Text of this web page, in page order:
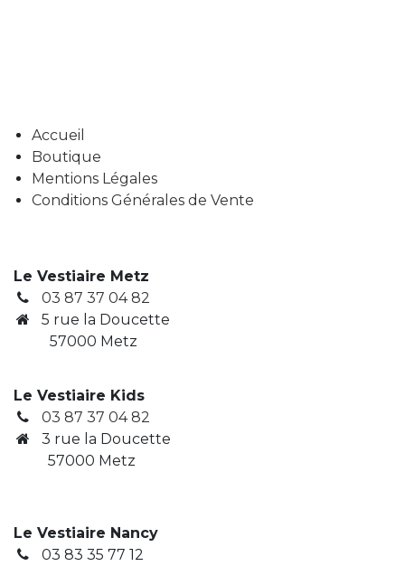
Accueil
Boutique
Mentions Légales
Conditions Générales de Vente
Le Vestiaire Metz
03 87 37 04 82
5 rue la Doucette
57000 Metz
Le Vestiaire Kids
03 87 37 04 82
3 rue la Doucette
​ 57000 Metz
Le Vestiaire Nancy
03 83 35 77 12